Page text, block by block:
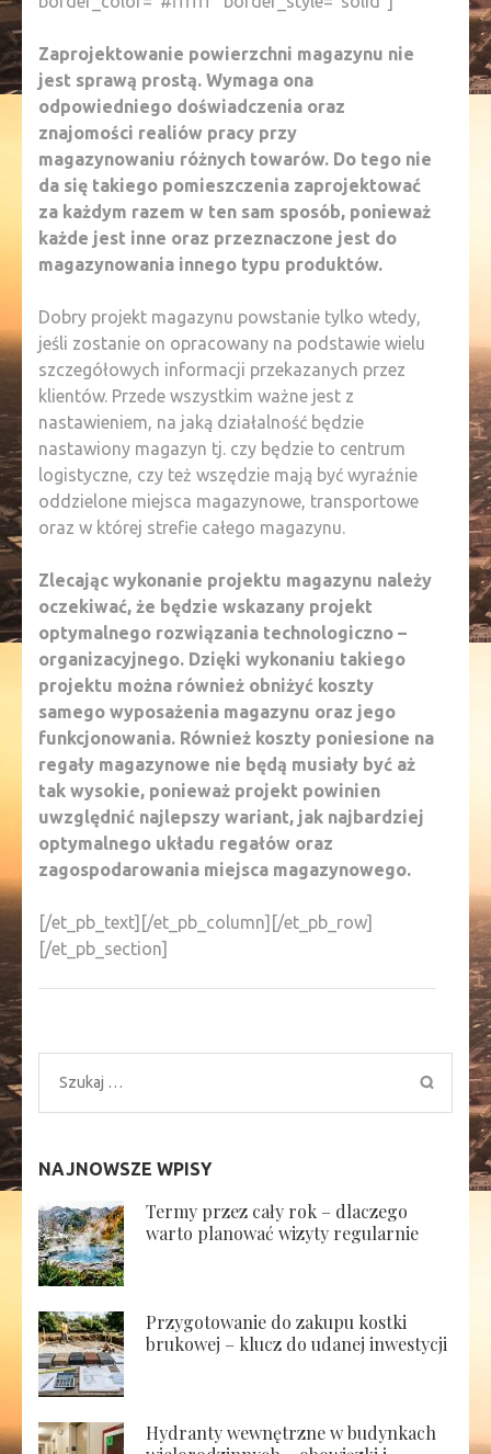
Zaprojektowanie powierzchni magazynu nie
jest sprawą prostą. Wymaga ona
odpowiedniego doświadczenia oraz
znajomości realiów pracy przy
magazynowaniu różnych towarów. Do tego nie
da się takiego pomieszczenia zaprojektować
za każdym razem w ten sam sposób, ponieważ
każde jest inne oraz przeznaczone jest do
magazynowania innego typu produktów.
Dobry projekt magazynu powstanie tylko wtedy,
jeśli zostanie on opracowany na podstawie wielu
szczegółowych informacji przekazanych przez
klientów. Przede wszystkim ważne jest z
nastawieniem, na jaką działalność będzie
nastawiony magazyn tj. czy będzie to centrum
logistyczne, czy też wszędzie mają być wyraźnie
oddzielone miejsca magazynowe, transportowe
oraz w której strefie całego magazynu.
Zlecając wykonanie projektu magazynu należy
oczekiwać, że będzie wskazany projekt
optymalnego rozwiązania technologiczno –
organizacyjnego. Dzięki wykonaniu takiego
projektu można również obniżyć koszty
samego wyposażenia magazynu oraz jego
funkcjonowania. Również koszty poniesione na
regały magazynowe nie będą musiały być aż
tak wysokie, ponieważ projekt powinien
uwzględnić najlepszy wariant, jak najbardziej
optymalnego układu regałów oraz
zagospodarowania miejsca magazynowego.
[/et_pb_text][/et_pb_column][/et_pb_row]
[/et_pb_section]
Szukaj:
NAJNOWSZE WPISY
Termy przez cały rok – dlaczego
warto planować wizyty regularnie
Przygotowanie do zakupu kostki
brukowej – klucz do udanej inwestycji
Hydranty wewnętrzne w budynkach